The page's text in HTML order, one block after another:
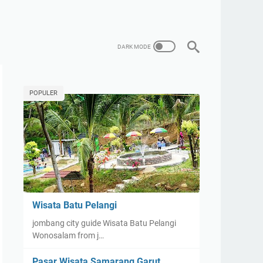
POPULER
Wisata Batu Pelangi
jombang city guide Wisata Batu Pelangi
Wonosalam from j…